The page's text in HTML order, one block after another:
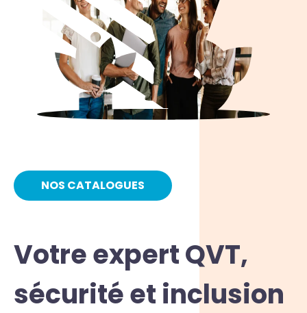
Votre expert QVT,
sécurité et inclusion
NOS CATALOGUES